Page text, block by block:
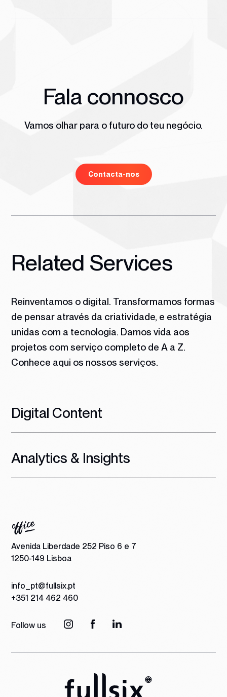
Fala connosco
Vamos olhar para o futuro do teu negócio.
Contacta-nos
Related Services
Reinventamos o digital. Transformamos formas
de pensar através da criatividade, e estratégia
unidas com a tecnologia. Damos vida aos
projetos com serviço completo de A a Z.
Conhece aqui os nossos serviços.
Digital Content
Analytics & Insights
Avenida Liberdade 252 Piso 6 e 7
1250-149 Lisboa
info_pt@fullsix.pt
+351 214 462 460
Follow us